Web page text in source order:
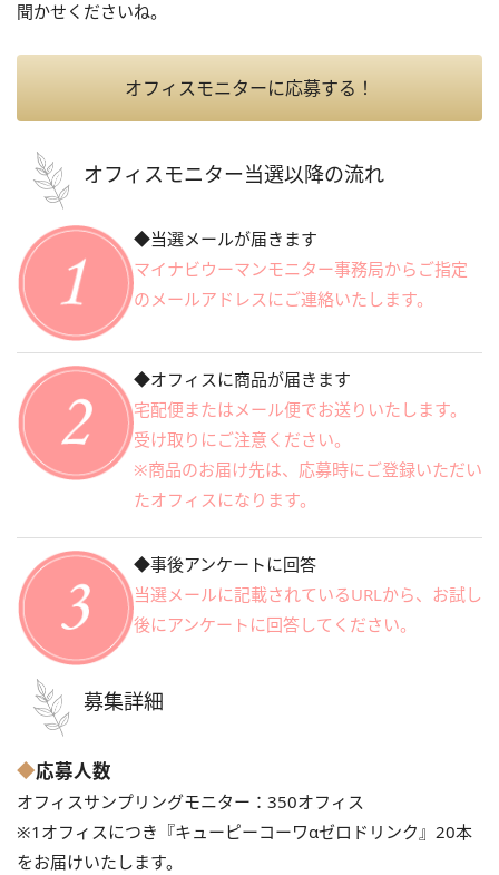
聞かせくださいね。
オフィスモニターに応募する！
オフィスモニター当選以降の流れ
◆当選メールが届きます
マイナビウーマンモニター事務局からご指定
のメールアドレスにご連絡いたします。
◆オフィスに商品が届きます
宅配便またはメール便でお送りいたします。
受け取りにご注意ください。
※商品のお届け先は、応募時にご登録いただい
たオフィスになります。
◆事後アンケートに回答
当選メールに記載されているURLから、お試し
後にアンケートに回答してください。
募集詳細
◆応募人数
オフィスサンプリングモニター：350オフィス
※1オフィスにつき『キューピーコーワαゼロドリンク』20本
をお届けいたします。